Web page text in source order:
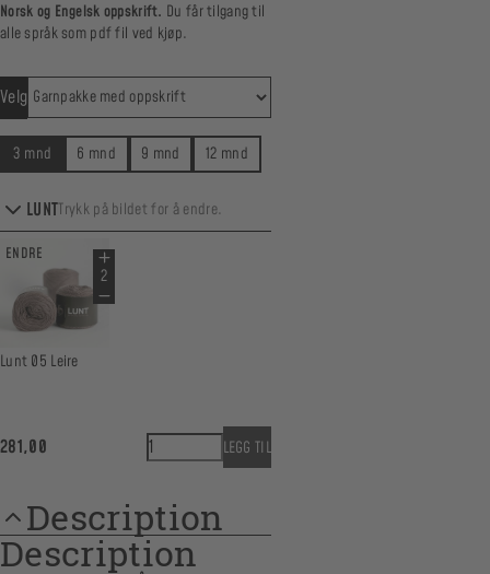
Norsk og Engelsk oppskrift. Du får tilgang til
alle språk som pdf fil ved kjøp.
Velg
3 mnd 6 mnd 9 mnd 12 mnd
LUNTTrykk på bildet for å endre.
ENDRE
Lunt 05 Leire
281,00 Ballongbukse til baby quantity
LEGG TIL
Description
Description